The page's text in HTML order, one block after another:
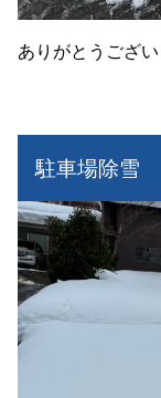
ありがとうござい
駐車場除雪